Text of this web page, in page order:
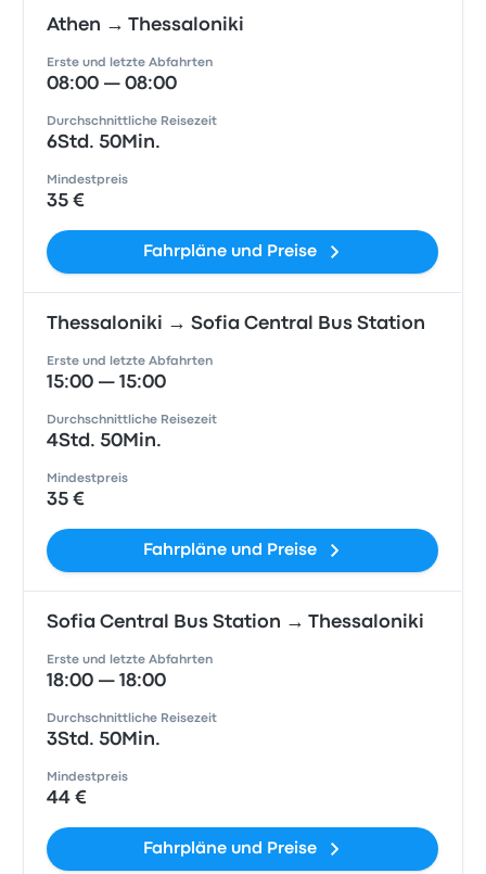
Athen → Thessaloniki
Erste und letzte Abfahrten
08:00 — 08:00
Durchschnittliche Reisezeit
6Std. 50Min.
Mindestpreis
35 €
Fahrpläne und Preise
Thessaloniki → Sofia Central Bus Station
Erste und letzte Abfahrten
15:00 — 15:00
Durchschnittliche Reisezeit
4Std. 50Min.
Mindestpreis
35 €
Fahrpläne und Preise
Sofia Central Bus Station → Thessaloniki
Erste und letzte Abfahrten
18:00 — 18:00
Durchschnittliche Reisezeit
3Std. 50Min.
Mindestpreis
44 €
Fahrpläne und Preise